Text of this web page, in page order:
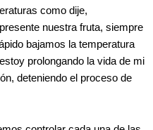
como dije,
nuestra fruta, siempre
bajamos la temperatura
prolongando la vida de mi
deteniendo el proceso de